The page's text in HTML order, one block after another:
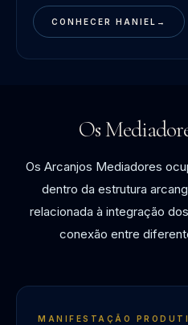
CONHECER HANIEL →
Os
Os Arcanjos Mediadores
dentro da estrutura
relacionada à integração
conexão entre
MANIFESTAÇÃO